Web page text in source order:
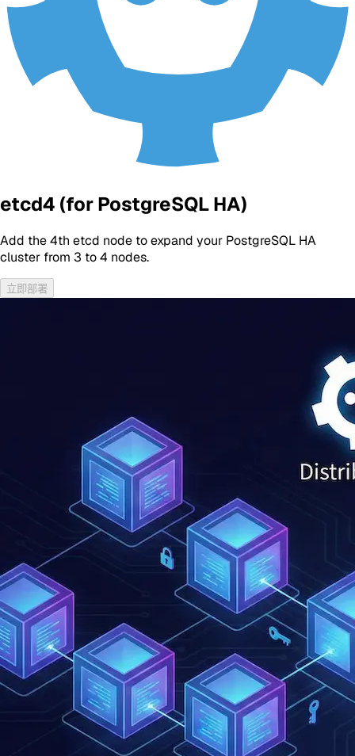
etcd4 (for PostgreSQL HA)
Add the 4th etcd node to expand your PostgreSQL HA
cluster from 3 to 4 nodes.
立即部署